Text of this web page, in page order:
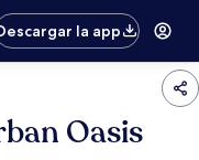
la app
Oasis